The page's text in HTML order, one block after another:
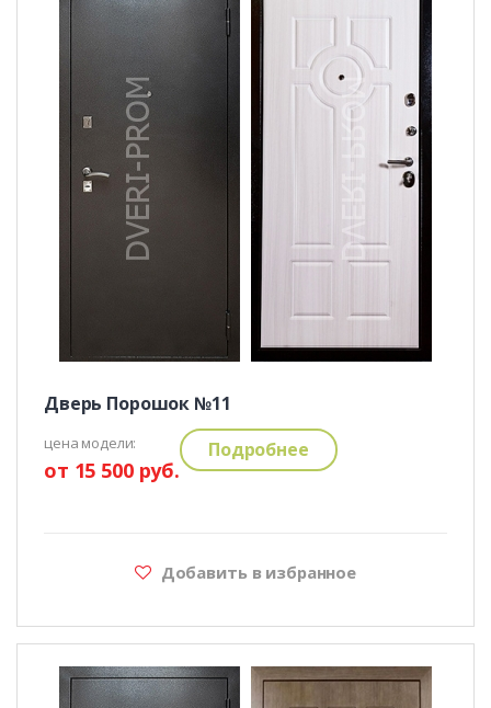
Дверь Порошок №11
цена модели:
от 15 500 руб.
Подробнее
Добавить в избранное